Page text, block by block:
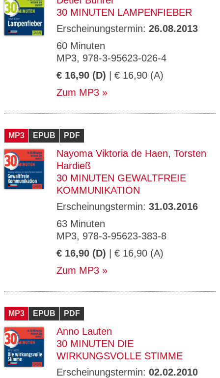
30 MINUTEN LAMPENFIEBER
Erscheinungstermin: 26.08.2013
60 Minuten
MP3, 978-3-95623-026-4
€ 16,90 (D) | € 16,90 (A)
Zum MP3
MP3 EPUB PDF
Nayoma Viktoria de Haen, Torsten
Hardieß
30 MINUTEN GEWALTFREIE
KOMMUNIKATION
Erscheinungstermin: 31.03.2016
63 Minuten
MP3, 978-3-95623-383-8
€ 16,90 (D) | € 16,90 (A)
Zum MP3
MP3 EPUB PDF
Anno Lauten
30 MINUTEN DIE
WIRKUNGSVOLLE STIMME
Erscheinungstermin: 02.02.2010